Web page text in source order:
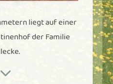
liegt auf einer
der Familie
3